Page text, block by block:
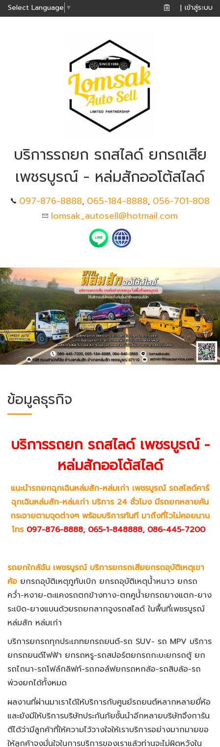
Select Language ▼ | เข้าสู่ระบบ
บริการรถยก รถสไลด์ ยกรถเสีย
เพชรบูรณ์ - หล่มสักออโต้สไลด์
097-876-8888, 065-184-8888, 056-701-808
lomsak_autosell@hotmail.com
ข้อมูลธุรกิจ
บริการรถยก รถสไลด์ เพชรบูรณ์ -
หล่มสักออโต้สไลด์
แนะนำรถยกฉุกเฉินหล่มสัก-หล่มเก่า เพชรบูรณ์ รถสไลด์คาร์
ฉุกเฉินหล่มสัก-หล่มเก่า บริการ 24 ชั่วโมง มีรถยกหลายคัน
กระจายตามจุดต่างๆ พร้อมบริการทันที มาถึงที่ไวไม่คอยนาน
โทร 097-876-8888, 065-1-848888, 086-445-7200
รถยกใกล้ฉัน เพชรบูรณ์ บริการยกรถเสียยกรถอุบัติเหตุเขา
ค้อ ยกรถอุบัติเหตุภูทับเบิก ยกรถอุบัติเหตุน้ำหนาว ยกรถ
คว่ำ-หงาย-ตะแคงรถตกข้างทาง-ตกคูน้ำยกรถยางแตก-ยาง
ระเบิด-ยางแบนด้วยรถยกลากจูงรถสไลด์ ในพื้นที่เพชรบูรณ์
หล่มสัก หล่มเก่า
บริการยกรถทุกประเภทยกรถยนต์-รถ SUV- รถ MPV บริการ
ยกรถยนต์ไฟฟ้า ยกรถหรู-รถสปอร์ตยกรถกะบะยกรถตู้ ยก
รถไถนา-รถโฟล์กลิฟท์-รถกอล์ฟยกรถหกล้อ-รถสิบล้อ-รถ
พ่วงยกได้ทั้งหมด
ผลงานที่ผ่านมาเราได้ให้บริการกับศูนย์รถยนต์หลากหลายยี่ห้อ
และยังมีให้บริการบริษัทประกันภัยชั้นนำอีกหลายบริษัทจึงการัน
ตีได้ว่ามีลูกค้าที่ให้ความไว้วางใจให้เราบริการอย่างมากมายขอ
ให้ลูกค้าจงมั่นใจในการบริการของเราแล้วท่านจะไม่ผิดหวังใน